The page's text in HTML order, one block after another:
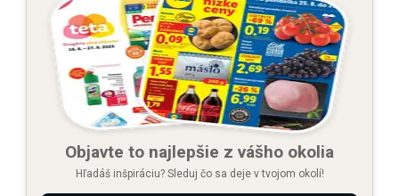
Objavte to najlepšie z vášho okolia
Hľadáš inšpiráciu? Sleduj čo sa deje v tvojom okolí!